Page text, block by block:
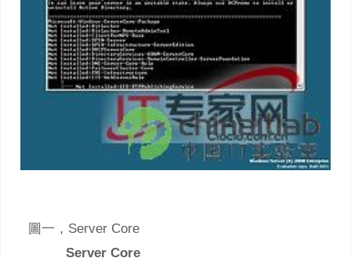
圖一，Server Core
Server Core